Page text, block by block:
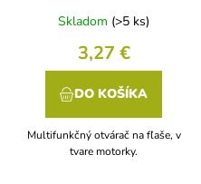
Skladom (>5 ks)
3,27 €
DO KOŠÍKA
Multifunkčný otvárač na fľaše, v
tvare motorky.